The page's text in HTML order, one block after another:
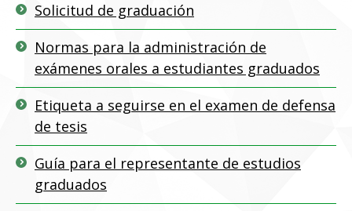
Solicitud de graduación
Normas para la administración de
exámenes orales a estudiantes graduados
Etiqueta a seguirse en el examen de defensa
de tesis
Guía para el representante de estudios
graduados